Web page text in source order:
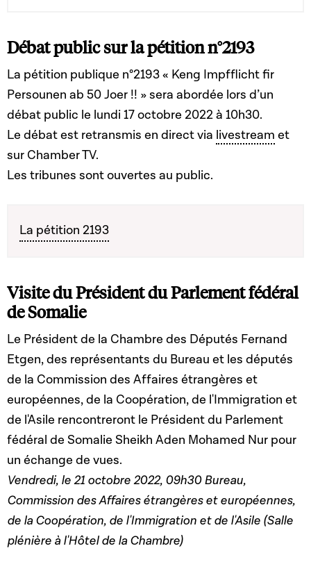
Débat public sur la pétition n°2193
La pétition publique n°2193 « Keng Impfflicht fir
Persounen ab 50 Joer !! » sera abordée lors d’un
débat public le lundi 17 octobre 2022 à 10h30.
Le débat est retransmis en direct via livestream et
sur Chamber TV.
Les tribunes sont ouvertes au public.
La pétition 2193
Visite du Président du Parlement fédéral
de Somalie
Le Président de la Chambre des Députés Fernand
Etgen, des représentants du Bureau et les députés
de la Commission des Affaires étrangères et
européennes, de la Coopération, de l'Immigration et
de l'Asile rencontreront le Président du Parlement
fédéral de Somalie Sheikh Aden Mohamed Nur pour
un échange de vues.
Vendredi, le 21 octobre 2022, 09h30 Bureau,
Commission des Affaires étrangères et européennes,
de la Coopération, de l'Immigration et de l'Asile (Salle
plénière à l'Hôtel de la Chambre)